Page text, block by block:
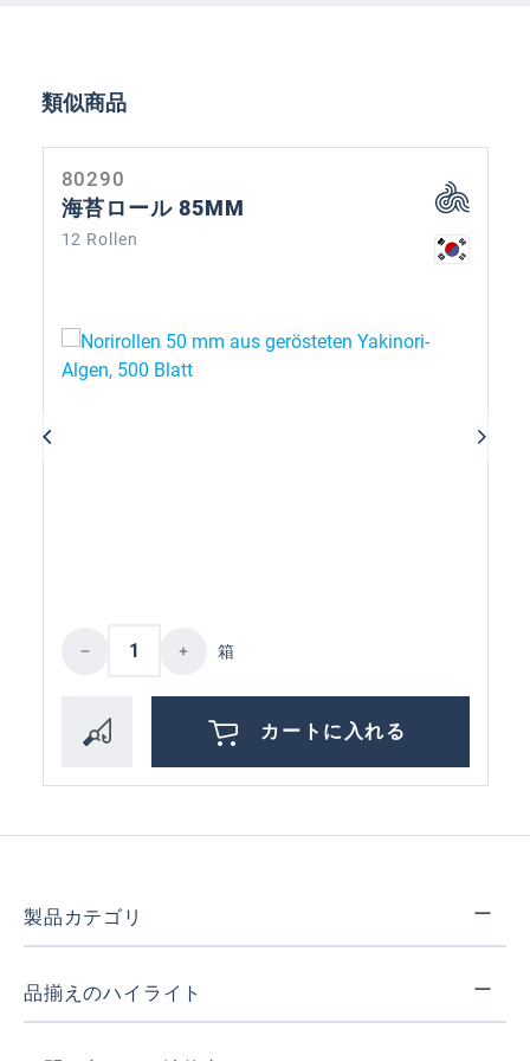
Skip product gallery
類似商品
80290
海苔ロール 85MM
12 Rollen
Product Quantity: Enter the desired
箱
カートに入れる
製品カテゴリ
品揃えのハイライト